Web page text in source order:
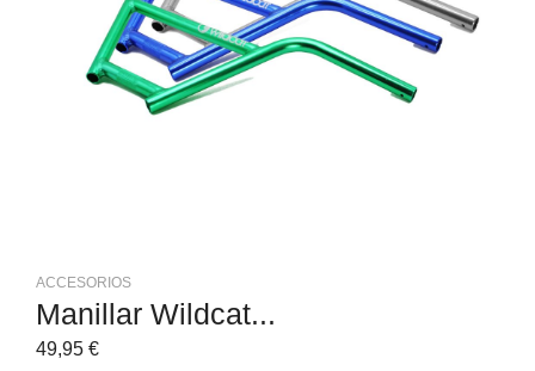
ACCESORIOS
Manillar Wildcat...
49,95 €